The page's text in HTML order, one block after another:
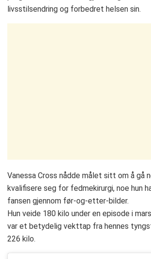
livsstilsendring og forbedret helsen sin.
Vanessa Cross nådde målet sitt om å gå
kvalifisere seg for fedmekirurgi, noe hun
fansen gjennom før-og-etter-bilder.
Hun veide 180 kilo under en episode i
var et betydelig vekttap fra hennes
226 kilo.